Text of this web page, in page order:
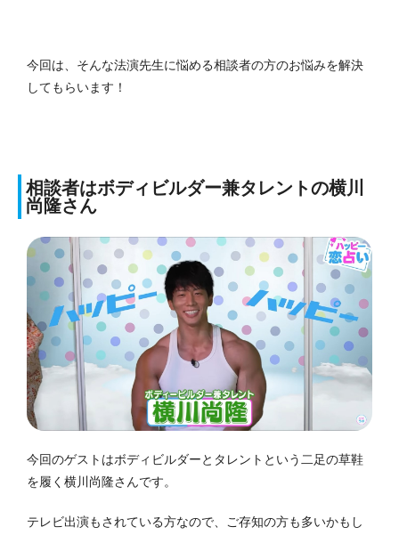
今回は、そんな法演先生に悩める相談者の方のお悩みを解決
してもらいます！
相談者はボディビルダー兼タレントの横川
尚隆さん
今回のゲストはボディビルダーとタレントという二足の草鞋
を履く横川尚隆さんです。
テレビ出演もされている方なので、ご存知の方も多いかもし